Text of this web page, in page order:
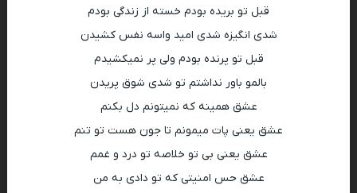
قبل تو بریده بودم خسته از زندگی بودم
شدی انگیزه شدی امید واسه نفس کشیدن
قبل تو پرنده بودم ولی پر نمیکشیدم
بالمو باور نداشتم تو شدی شوق پریدن
عشق همینه که نمیتونم دل بکنم
عشق یعنی پات میمونم تا جون هست تو تنم
عشق یعنی بی تو خلاصه تو درد و غمم
عشق حس امنیتی که تو دادی به من